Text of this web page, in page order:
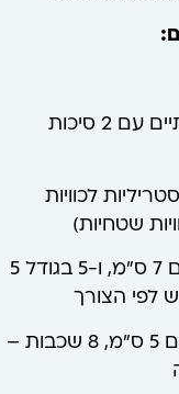
5 משולשי בד איכותיים עם 2 סיכות
לכוויות
שטחיות)
2 אגדי גזה מגולגלים 7 ס"מ, ו-5 בגודל 5
לפי הצורך
10 פדי גזה סטריליים 5 ס"מ, 8 שכבות –